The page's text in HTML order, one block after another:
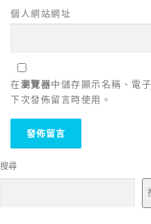
個人網站網址
在瀏覽器中儲存顯示名稱、電
下次發佈留言時使用。
搜尋